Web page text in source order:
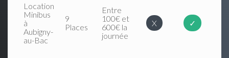
Location
Minibus
à
Aubigny-
au-Bac
9
Places
Entre
100€ et
600€ la
journée
X ✓